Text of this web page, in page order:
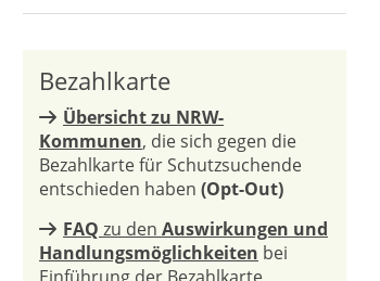
Bezahlkarte
Übersicht zu NRW-
Kommunen, die sich gegen die
Bezahlkarte für Schutzsuchende
entschieden haben (Opt-Out)
FAQ zu den Auswirkungen und
Handlungsmöglichkeiten bei